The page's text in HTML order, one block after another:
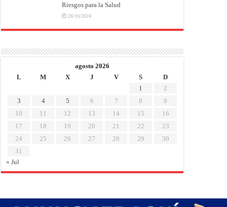
Riesgos para la Salud
28/10/2024
agosto 2026
L
M X J V S
D
1
2
3
4 5 6 7 8
9
10
11 12 13 14 15
16
17
18 19 20 21 22
23
24
25 26 27 28 29
30
31
« Jul